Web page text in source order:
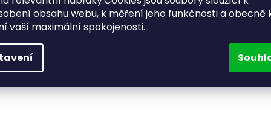
obsahu webu, k měření jeho funkčnosti a obecně
vaší maximální spokojenosti.